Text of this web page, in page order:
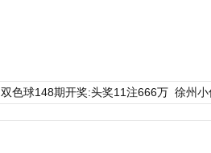
双色球148期开奖:头奖11注666万 徐州